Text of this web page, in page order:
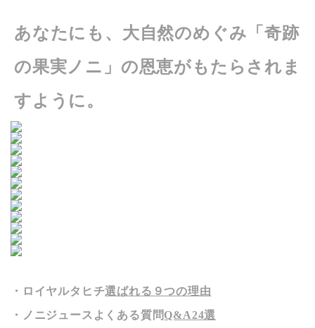
あなたにも、大自然のめぐみ「奇跡
の果実ノニ」の恩恵がもたらされま
すように。
・ロイヤルタヒチ選ばれる９つの理由
・ノニジュースよくある質問Q&A24選